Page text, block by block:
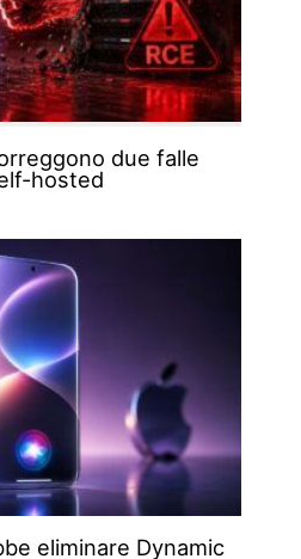
due falle
hosted
eliminare Dynamic